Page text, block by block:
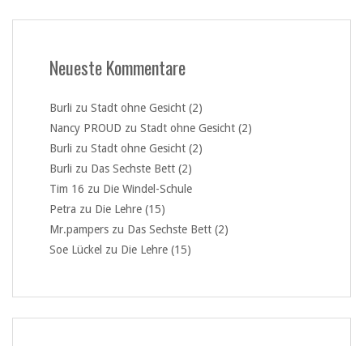
Neueste Kommentare
Burli zu Stadt ohne Gesicht (2)
Nancy PROUD zu Stadt ohne Gesicht (2)
Burli zu Stadt ohne Gesicht (2)
Burli zu Das Sechste Bett (2)
Tim 16 zu Die Windel-Schule
Petra zu Die Lehre (15)
Mr.pampers zu Das Sechste Bett (2)
Soe Lückel zu Die Lehre (15)